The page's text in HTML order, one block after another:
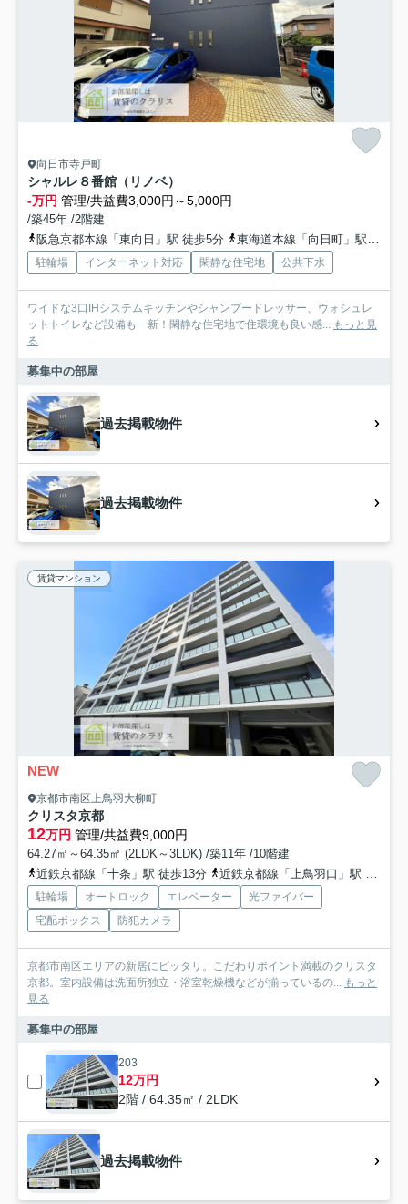
向日市寺戸町
シャルレ８番館（リノベ）
-万円 管理/共益費3,000円～5,000円
/築45年 /2階建
阪急京都本線「東向日」駅 徒歩5分
東海道本線「向日町」駅 徒歩10分
駐輪場 インターネット対応 閑静な住宅地 公共下水
ワイドな3口IHシステムキッチンやシャンプードレッサー、ウォシュレ
ットトイレなど設備も一新！閑静な住宅地で住環境も良い感... もっと見
る
募集中の部屋
過去掲載物件
過去掲載物件
賃貸マンション
NEW
京都市南区上鳥羽大柳町
クリスタ京都
12万円 管理/共益費9,000円
64.27㎡～64.35㎡ (2LDK～3LDK) /築11年 /10階建
近鉄京都線「十条」駅 徒歩13分
近鉄京都線「上鳥羽口」駅 徒歩9分
駐輪場 オートロック エレベーター
光ファイバー
宅配ボックス
防犯カメラ
京都市南区エリアの新居にピッタリ。こだわりポイント満載のクリスタ
京都。室内設備は洗面所独立・浴室乾燥機などが揃っているの... もっと
見る
募集中の部屋
203
12万円
2階 / 64.35㎡ / 2LDK
過去掲載物件